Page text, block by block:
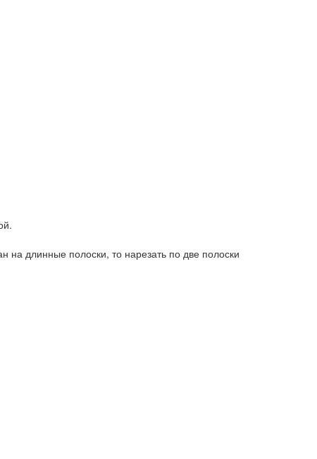
на длинные полоски, то нарезать по две полоски